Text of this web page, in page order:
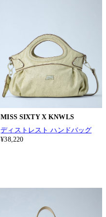
MISS SIXTY X KNWLS
ディストレスト ハンドバッグ
¥38,220